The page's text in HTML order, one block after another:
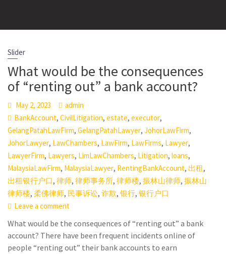
Slider
What would be the consequences
of “renting out” a bank account?
May 2, 2023
admin
BankAccount,CivilLitigation,estate,executor,
GelangPatahLawFirm,GelangPatahLawyer,JohorLawFirm,
JohorLawyer, LawChambers, LawFirm, LawFirms, Lawyer,
LawyerFirm, Lawyers, LimLawChambers, Litigation,loans,
MalaysiaLawFirm, MalaysiaLawyer, RentingBankAccount, 出租,
出租银行户口,律师,律师事务所,律师楼,振林山律师,振林山
律师楼,柔佛律师, 民事诉讼,诈欺,银行,银行户口
Leave a comment
What would be the consequences of “renting out” a bank
account? There have been frequent incidents online of
people “renting out” their bank accounts to earn